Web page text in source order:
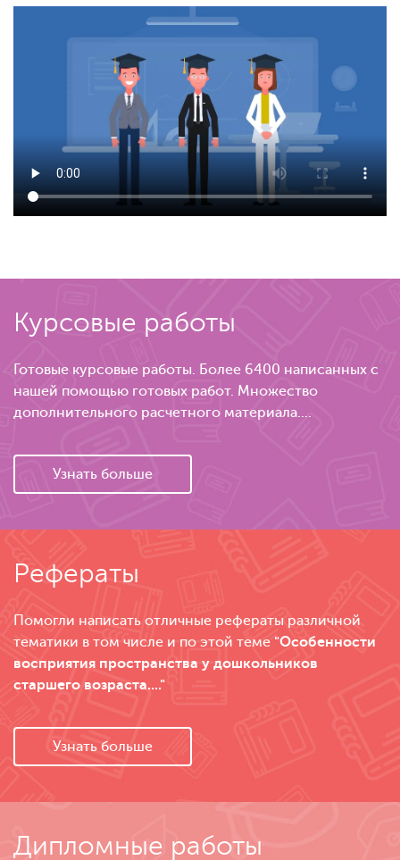
Курсовые работы
Готовые курсовые работы. Более 6400 написанных с
нашей помощью готовых работ. Множество
дополнительного расчетного материала....
Узнать больше
Рефераты
Помогли написать отличные рефераты различной
тематики в том числе и по этой теме "Особенности
восприятия пространства у дошкольников
старшего возраста...."
Узнать больше
Дипломные работы